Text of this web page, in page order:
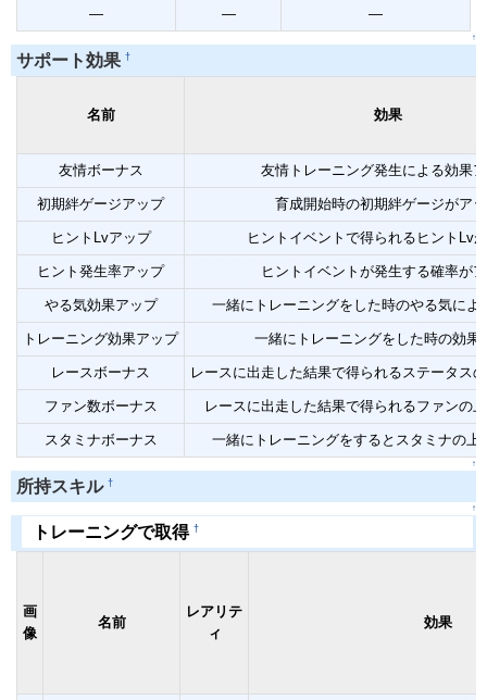
― ― ―
↑
サポート効果 †
名前 効果
友情ボーナス 友情トレーニング発生による効果
初期絆ゲージアップ 育成開始時の初期絆ゲージがア
ヒントLvアップ ヒントイベントで得られるヒントLv
ヒント発生率アップ ヒントイベントが発生する確率が
やる気効果アップ 一緒にトレーニングをした時のやる気によ
トレーニング効果アップ 一緒にトレーニングをした時の効果
レースボーナス レースに出走した結果で得られるステータス
ファン数ボーナス レースに出走した結果で得られるファンの
スタミナボーナス 一緒にトレーニングをするとスタミナの上
↑
所持スキル †
↑
トレーニングで取得 †
画
像
名前
レアリテ
ィ
効果